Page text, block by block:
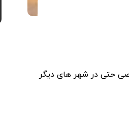
حتی در شهر های دیگر